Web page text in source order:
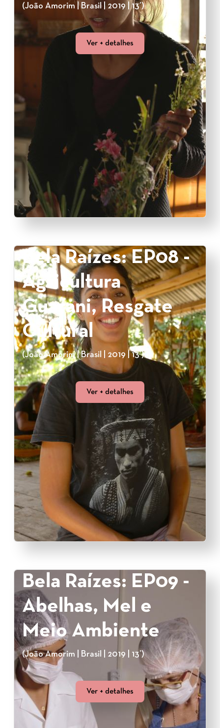
(João Amorim | Brasil | 2019 | 13’)
Ver + detalhes
Bela Raízes: EP08 -
Agricultura
Guarani, Resgate
Cultural
(João Amorim | Brasil | 2019 | 13’)
Ver + detalhes
Bela Raízes: EP09 -
Abelhas, Mel e
Meio Ambiente
(João Amorim | Brasil | 2019 | 13’)
Ver + detalhes